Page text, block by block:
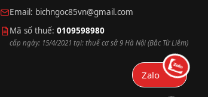
Email: bichngoc85vn@gmail.com
Mã số thuế:0109598980
cấp ngày: 15/4/2021 tại: thuế cơ sở 9 Hà Nội (Bắc Từ Liêm)
Zalo